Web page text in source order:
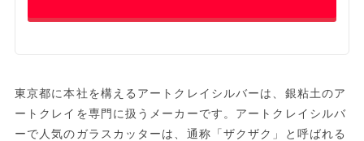
東京都に本社を構えるアートクレイシルバーは、銀粘土のア
ートクレイを専門に扱うメーカーです。アートクレイシルバ
ーで人気のガラスカッターは、通称「ザクザク」と呼ばれる